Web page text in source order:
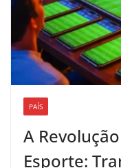
PAÍS
A
Esporte: